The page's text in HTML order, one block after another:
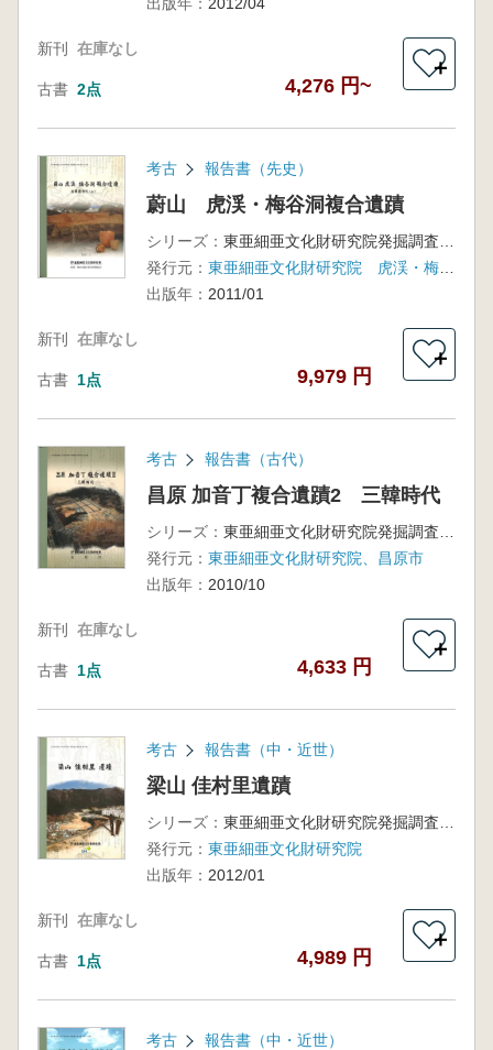
新刊 在庫なし
古書 2点 4,276 円~
＋
考古 報告書（先史）
蔚山 虎渓・梅谷洞複合遺蹟
シリーズ：
発行元：
東亜細亜文化財研究院 虎渓・梅谷地区都市開発組合
出版年： 2011/01
新刊 在庫なし
古書 1点 9,979 円
＋
考古 報告書（古代）
昌原 加音丁複合遺蹟2 三韓時代
シリーズ：
発行元： 東亜細亜文化財研究院、昌原市
出版年： 2010/10
新刊 在庫なし
古書 1点 4,633 円
＋
考古 報告書（中・近世）
梁山 佳村里遺蹟
シリーズ：
発行元： 東亜細亜文化財研究院
出版年： 2012/01
新刊 在庫なし
古書 1点 4,989 円
＋
考古 報告書（中・近世）